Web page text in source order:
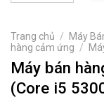
Trang chủ / Máy
hàng cảm ứng /
Máy bán
(Core i5